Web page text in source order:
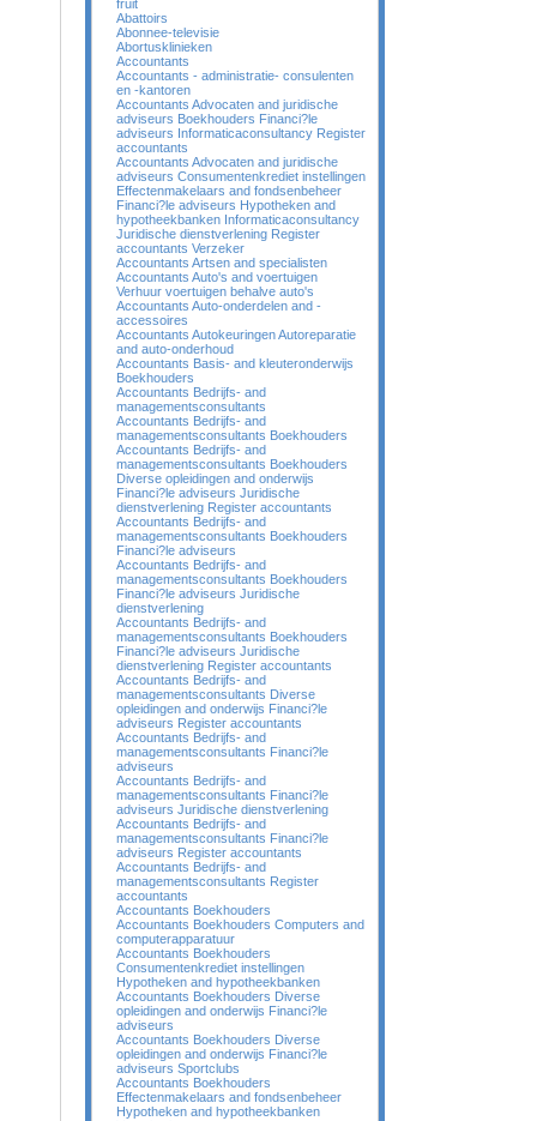
fruit
Abattoirs
Abonnee-televisie
Abortusklinieken
Accountants
Accountants - administratie- consulenten
en -kantoren
Accountants Advocaten and juridische
adviseurs Boekhouders Financi?le
adviseurs Informaticaconsultancy Register
accountants
Accountants Advocaten and juridische
adviseurs Consumentenkrediet instellingen
Effectenmakelaars and fondsenbeheer
Financi?le adviseurs Hypotheken and
hypotheekbanken Informaticaconsultancy
Juridische dienstverlening Register
accountants Verzeker
Accountants Artsen and specialisten
Accountants Auto's and voertuigen
Verhuur voertuigen behalve auto's
Accountants Auto-onderdelen and -
accessoires
Accountants Autokeuringen Autoreparatie
and auto-onderhoud
Accountants Basis- and kleuteronderwijs
Boekhouders
Accountants Bedrijfs- and
managementsconsultants
Accountants Bedrijfs- and
managementsconsultants Boekhouders
Accountants Bedrijfs- and
managementsconsultants Boekhouders
Diverse opleidingen and onderwijs
Financi?le adviseurs Juridische
dienstverlening Register accountants
Accountants Bedrijfs- and
managementsconsultants Boekhouders
Financi?le adviseurs
Accountants Bedrijfs- and
managementsconsultants Boekhouders
Financi?le adviseurs Juridische
dienstverlening
Accountants Bedrijfs- and
managementsconsultants Boekhouders
Financi?le adviseurs Juridische
dienstverlening Register accountants
Accountants Bedrijfs- and
managementsconsultants Diverse
opleidingen and onderwijs Financi?le
adviseurs Register accountants
Accountants Bedrijfs- and
managementsconsultants Financi?le
adviseurs
Accountants Bedrijfs- and
managementsconsultants Financi?le
adviseurs Juridische dienstverlening
Accountants Bedrijfs- and
managementsconsultants Financi?le
adviseurs Register accountants
Accountants Bedrijfs- and
managementsconsultants Register
accountants
Accountants Boekhouders
Accountants Boekhouders Computers and
computerapparatuur
Accountants Boekhouders
Consumentenkrediet instellingen
Hypotheken and hypotheekbanken
Accountants Boekhouders Diverse
opleidingen and onderwijs Financi?le
adviseurs
Accountants Boekhouders Diverse
opleidingen and onderwijs Financi?le
adviseurs Sportclubs
Accountants Boekhouders
Effectenmakelaars and fondsenbeheer
Hypotheken and hypotheekbanken